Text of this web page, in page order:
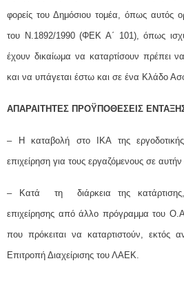
φορείς του Δημόσιου τομέα, όπως αυτός
του Ν.1892/1990 (ΦΕΚ Α΄ 101), όπως
έχουν δικαίωμα να καταρτίσουν πρέπει
και να υπάγεται έστω και σε ένα Κλάδο
ΑΠΑΡΑΙΤΗΤΕΣ ΠΡΟΫΠΟΘΕΣΕΙΣ
– Η καταβολή στο ΙΚΑ της
επιχείρηση για τους εργαζόμενους σε
– Κατά τη διάρκεια της
επιχείρησης από άλλο πρόγραμμα του
που πρόκειται να καταρτιστούν, εκτός
Επιτροπή Διαχείρισης του ΛΑΕΚ.